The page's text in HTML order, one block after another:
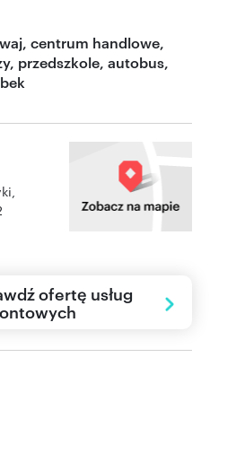
centrum handlowe,
przedszkole, autobus,
ofertę usług